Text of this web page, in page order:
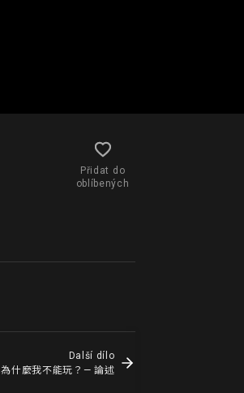
Přidat do
oblíbených
Další dílo
為什麼我不能玩？— 論述